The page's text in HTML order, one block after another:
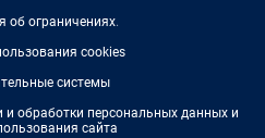
об ограничениях.
cookies
системы
обработки персональных данных и
сайта